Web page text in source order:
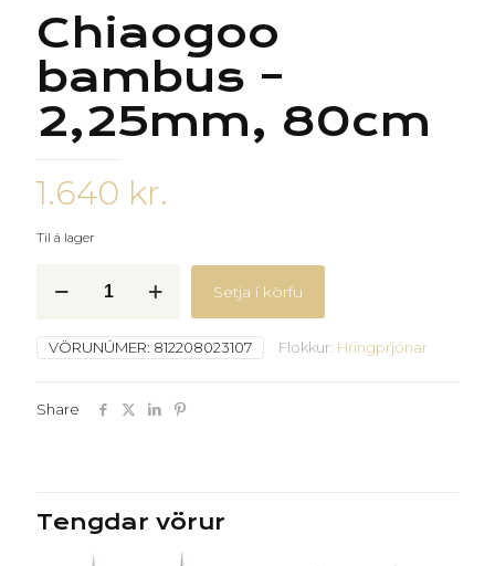
Chiaogoo
bambus –
2,25mm, 80cm
1.640 kr.
Til á lager
bambus
2,25mm,
80cm
Setja í körfu
VÖRUNÚMER: 812208023107 Flokkur: Hringprjónar
Share
Tengdar vörur